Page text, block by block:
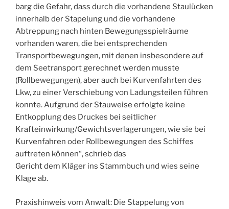
barg die Gefahr, dass durch die vorhandene Staulücken
innerhalb der Stapelung und die vorhandene
Abtreppung nach hinten Bewegungsspielräume
vorhanden waren, die bei entsprechenden
Transportbewegungen, mit denen insbesondere auf
dem Seetransport gerechnet werden musste
(Rollbewegungen), aber auch bei Kurvenfahrten des
Lkw, zu einer Verschiebung von Ladungsteilen führen
konnte. Aufgrund der Stauweise erfolgte keine
Entkopplung des Druckes bei seitlicher
Krafteinwirkung/Gewichtsverlagerungen, wie sie bei
Kurvenfahren oder Rollbewegungen des Schiffes
auftreten können“, schrieb das
Gericht dem Kläger ins Stammbuch und wies seine
Klage ab.
Praxishinweis vom Anwalt: Die Stappelung von